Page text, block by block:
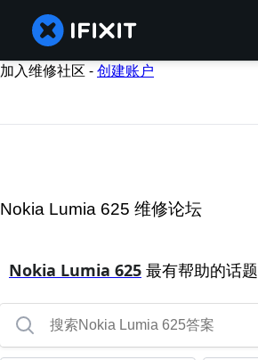
加入维修社区 -创建账户
Nokia Lumia 625 维修论坛
Nokia Lumia 625 最有帮助的话题